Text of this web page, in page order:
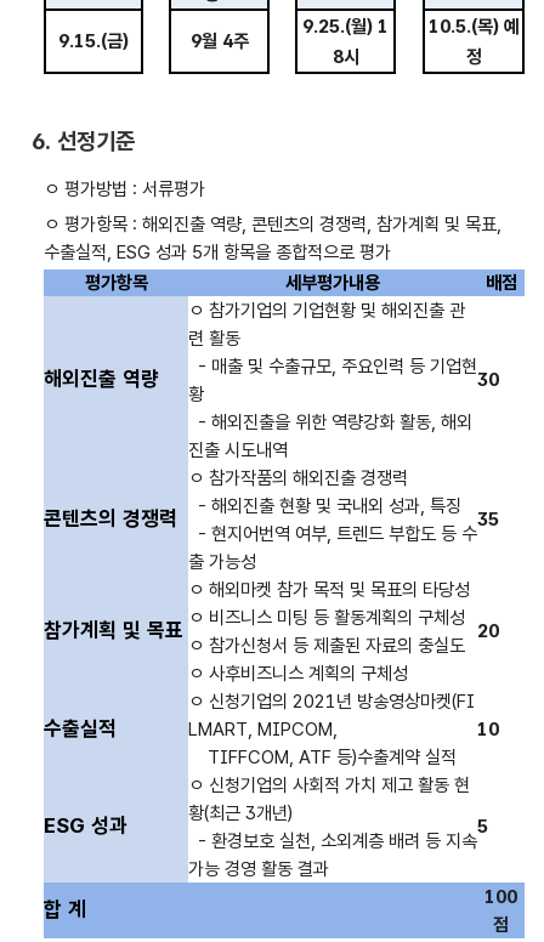
9.15.(금) 9월 4주
9.25.(월) 1
8시
10.5.(목) 예
정
6. 선정기준
ㅇ 평가방법 : 서류평가
ㅇ 평가항목 : 해외진출 역량, 콘텐츠의 경쟁력, 참가계획 및 목표,
수출실적, ESG 성과 5개 항목을 종합적으로 평가
평가항목
세부평가내용 배점
해외진출 역량
ㅇ 참가기업의 기업현황 및 해외진출 관
련 활동
- 매출 및 수출규모, 주요인력 등 기업현
황
- 해외진출을 위한 역량강화 활동, 해외
진출 시도내역
30
콘텐츠의 경쟁력
ㅇ 참가작품의 해외진출 경쟁력
- 해외진출 현황 및 국내외 성과, 특징
- 현지어번역 여부, 트렌드 부합도 등 수
출 가능성
35
참가계획 및 목표
ㅇ 해외마켓 참가 목적 및 목표의 타당성
ㅇ 비즈니스 미팅 등 활동계획의 구체성
ㅇ 참가신청서 등 제출된 자료의 충실도
ㅇ 사후비즈니스 계획의 구체성
20
수출실적
ㅇ 신청기업의 2021년 방송영상마켓(FI
LMART, MIPCOM,
TIFFCOM, ATF 등)수출계약 실적
10
ESG 성과
ㅇ 신청기업의 사회적 가치 제고 활동 현
황(최근 3개년)
- 환경보호 실천, 소외계층 배려 등 지속
가능 경영 활동 결과
5
합 계
100
점